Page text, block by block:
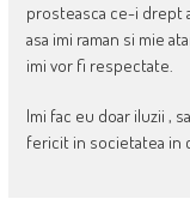
prosteasca ce-i drept
asa imi raman si mie
imi vor fi respectate.
Imi fac eu doar iluzii ,
fericit in societatea in